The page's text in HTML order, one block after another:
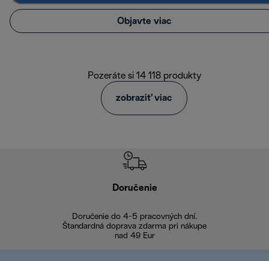
Objavte viac
Pozeráte si 14 118 produkty
zobraziť viac
Doručenie
Doručenie do 4-5 pracovných dní.
Štandardná doprava zdarma pri nákupe
nad 49 Eur